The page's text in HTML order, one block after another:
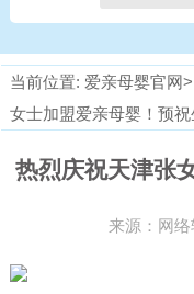
当前位置: 爱亲母婴官网>
女士加盟爱亲母婴！预祝
热烈庆祝天津张
来源：网